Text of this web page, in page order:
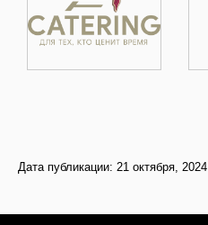
Дата публикации: 21 октября, 2024